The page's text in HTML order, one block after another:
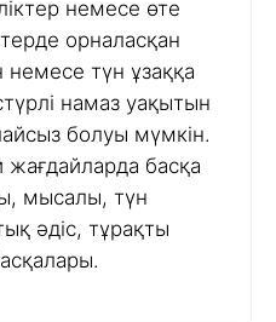
немесе өте
орналасқан
түн ұзаққа
намаз уақытын
болуы мүмкін.
жағдайларда басқа
мысалы, түн
әдіс, тұрақты